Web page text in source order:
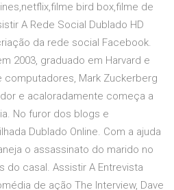
bird box,filme de
A Rede Social Dublado HD
da rede social Facebook.
2003, graduado em Harvard e
Mark Zuckerberg
e acaloradamente começa a
No furor dos blogs e
Dublado Online. Com a ajuda
o assassinato do marido no
do casal. Assistir A Entrevista
de ação The Interview, Dave